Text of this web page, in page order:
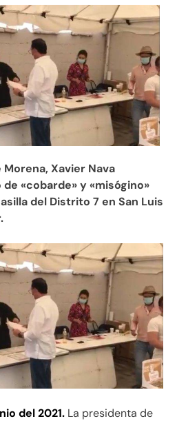
Xavier Nava
«cobarde» y «misógino»
del Distrito 7 en San Luis
del 2021. La presidenta de